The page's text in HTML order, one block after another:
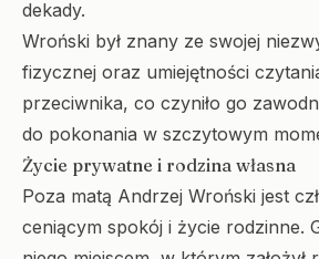
dekady.
Wroński był znany ze swojej
fizycznej oraz umiejętności
przeciwnika, co czyniło go
do pokonania w szczytowym
Życie prywatne i rodzina własna
Poza matą Andrzej Wroński jest
ceniącym spokój i życie rodzinne.